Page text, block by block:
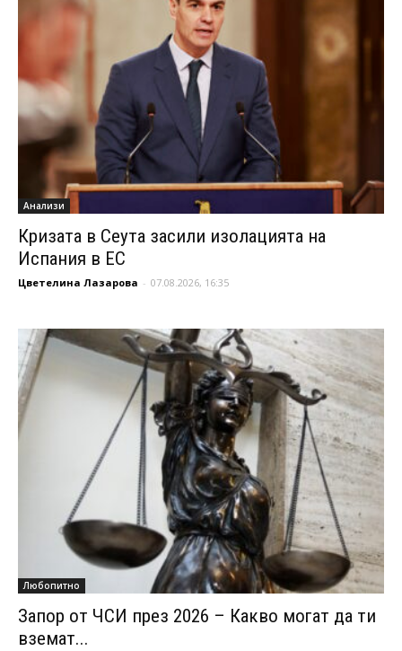
Анализи
Кризата в Сеута засили изолацията на
Испания в ЕС
Цветелина Лазарова - 07.08.2026, 16:35
Любопитно
Запор от ЧСИ през 2026 – Какво могат да ти
вземат...